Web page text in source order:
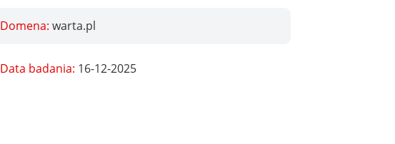
Domena: warta.pl
Data badania: 16-12-2025